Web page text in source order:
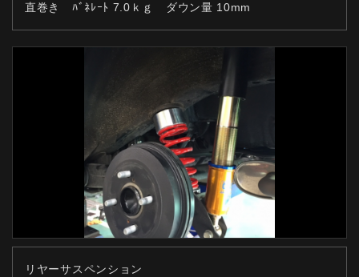
直巻き ﾊﾞﾈﾚｰﾄ 7.0ｋｇ ダウン量 10mm
リヤーサスペンション